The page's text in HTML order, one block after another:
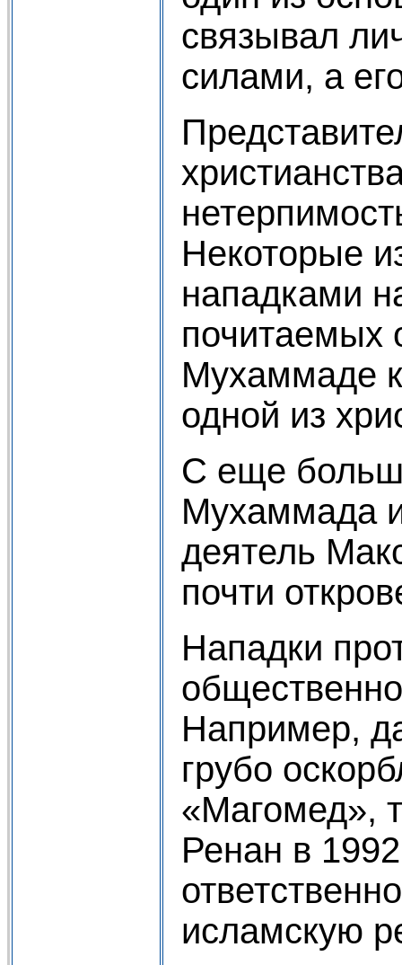
связывал
силами, а
Некоторые
нападками
почитаемых
Мухаммаде
одной из
С еще
Мухаммада
деятель
почти
Нападки
Например,
грубо
«Магомед»,
Ренан в
исламскую